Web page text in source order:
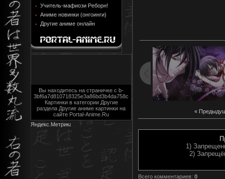
Учитель-мафиози Реборн!
Аниме новинки (онгоинги)
Другие аниме онлайн
Вы находитесь на страничке с b-
3bf6a7d810718325e3a86bd3b4da758c
Картинки в категории Другие
раздела Другие аниме картинки на
сайте Portal-Anime.Ru
«
1)
2)
Всего комментариев: 0